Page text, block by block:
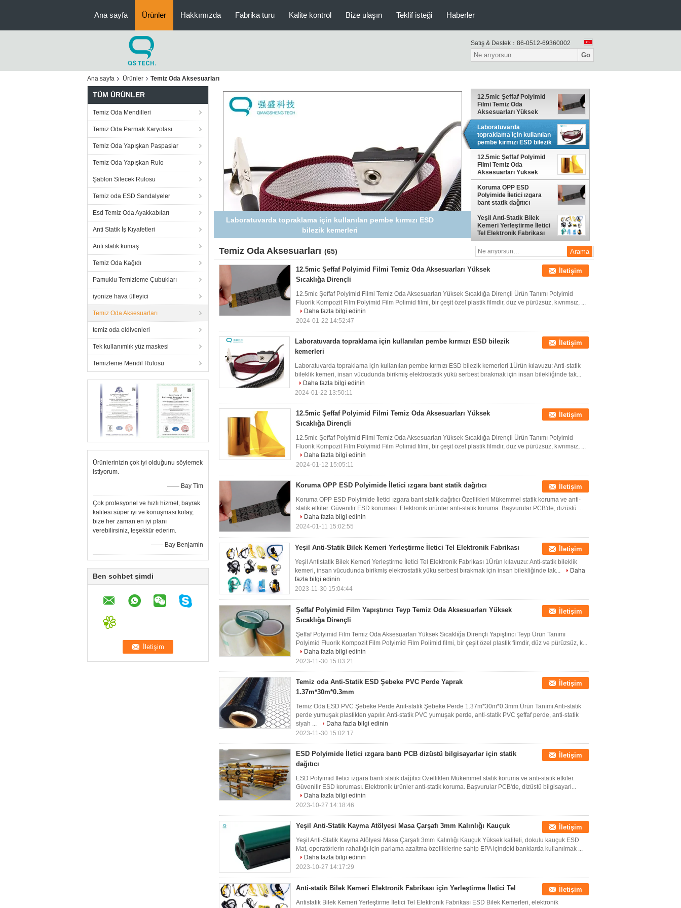
Ana sayfa Ürünler Hakkımızda Fabrika turu Kalite kontrol Bize ulaşın Teklif isteği Haberler
Satış & Destek： 86-0512-69360002
Go
Ana sayfa Ürünler Temiz Oda Aksesuarları
TÜM ÜRÜNLER
Temiz Oda Mendilleri
Temiz Oda Parmak Karyolası
Temiz Oda Yapışkan Paspaslar
Temiz Oda Yapışkan Rulo
Şablon Silecek Rulosu
Temiz oda ESD Sandalyeler
Esd Temiz Oda Ayakkabıları
Anti Statik İş Kıyafetleri
Anti statik kumaş
Temiz Oda Kağıdı
Pamuklu Temizleme Çubukları
iyonize hava üfleyici
Temiz Oda Aksesuarları
temiz oda eldivenleri
Tek kullanımlık yüz maskesi
Temizleme Mendil Rulosu
Ürünlerinizin çok iyi olduğunu söylemek
istiyorum.
—— Bay Tim
Çok profesyonel ve hızlı hizmet, bayrak
kalitesi süper iyi ve konuşması kolay,
bize her zaman en iyi planı
verebilirsiniz, teşekkür ederim.
—— Bay Benjamin
Ben sohbet şimdi
Laboratuvarda topraklama için kullanılan pembe kırmızı ESD
bilezik kemerleri
12.5mic Şeffaf Polyimid
Filmi Temiz Oda
Aksesuarları Yüksek
Sıcaklığa Dirençli
Laboratuvarda
topraklama için kullanılan
pembe kırmızı ESD bilezik
kemerleri
12.5mic Şeffaf Polyimid
Filmi Temiz Oda
Aksesuarları Yüksek
Sıcaklığa Dirençli
Koruma OPP ESD
Polyimide İletici ızgara
bant statik dağıtıcı
Yeşil Anti-Statik Bilek
Kemeri Yerleştirme İletici
Tel Elektronik Fabrikası
Temiz Oda Aksesuarları (65)
12.5mic Şeffaf Polyimid Filmi Temiz Oda Aksesuarları Yüksek
Sıcaklığa Dirençli
İletişim
12.5mic Şeffaf Polyimid Filmi Temiz Oda Aksesuarları Yüksek Sıcaklığa Dirençli Ürün Tanımı Polyimid
Fluorik Kompozit Film Polyimid Film Polimid filmi, bir çeşit özel plastik filmdir, düz ve pürüzsüz, kıvrımsız, ...
Daha fazla bilgi edinin
2024-01-22 14:52:47
Laboratuvarda topraklama için kullanılan pembe kırmızı ESD bilezik
kemerleri
İletişim
Laboratuvarda topraklama için kullanılan pembe kırmızı ESD bilezik kemerleri 1Ürün kılavuzu: Anti-statik
bileklik kemeri, insan vücudunda birikmiş elektrostatik yükü serbest bırakmak için insan bilekliğinde tak...
Daha fazla bilgi edinin
2024-01-22 13:50:11
12.5mic Şeffaf Polyimid Filmi Temiz Oda Aksesuarları Yüksek
Sıcaklığa Dirençli
İletişim
12.5mic Şeffaf Polyimid Filmi Temiz Oda Aksesuarları Yüksek Sıcaklığa Dirençli Ürün Tanımı Polyimid
Fluorik Kompozit Film Polyimid Film Polimid filmi, bir çeşit özel plastik filmdir, düz ve pürüzsüz, kıvrımsız, ...
Daha fazla bilgi edinin
2024-01-12 15:05:11
Koruma OPP ESD Polyimide İletici ızgara bant statik dağıtıcı İletişim
Koruma OPP ESD Polyimide İletici ızgara bant statik dağıtıcı Özellikleri Mükemmel statik koruma ve anti-
statik etkiler. Güvenilir ESD koruması. Elektronik ürünler anti-statik koruma. Başvurular PCB'de, dizüstü ...
Daha fazla bilgi edinin
2024-01-11 15:02:55
Yeşil Anti-Statik Bilek Kemeri Yerleştirme İletici Tel Elektronik Fabrikası İletişim
Yeşil Antistatik Bilek Kemeri Yerleştirme İletici Tel Elektronik Fabrikası 1Ürün kılavuzu: Anti-statik bileklik
kemeri, insan vücudunda birikmiş elektrostatik yükü serbest bırakmak için insan bilekliğinde tak...
Daha
fazla bilgi edinin
2023-11-30 15:04:44
Şeffaf Polyimid Film Yapıştırıcı Teyp Temiz Oda Aksesuarları Yüksek
Sıcaklığa Dirençli
İletişim
Şeffaf Polyimid Film Temiz Oda Aksesuarları Yüksek Sıcaklığa Dirençli Yapıştırıcı Teyp Ürün Tanımı
Polyimid Fluorik Kompozit Film Polyimid Film Polimid filmi, bir çeşit özel plastik filmdir, düz ve pürüzsüz, k...
Daha fazla bilgi edinin
2023-11-30 15:03:21
Temiz oda Anti-Statik ESD Şebeke PVC Perde Yaprak
1.37m*30m*0.3mm
İletişim
Temiz Oda ESD PVC Şebeke Perde Anit-statik Şebeke Perde 1.37m*30m*0.3mm Ürün Tanımı Anti-statik
perde yumuşak plastikten yapılır. Anti-statik PVC yumuşak perde, anti-statik PVC şeffaf perde, anti-statik
siyah ...
Daha fazla bilgi edinin
2023-11-30 15:02:17
ESD Polyimide İletici ızgara bantı PCB dizüstü bilgisayarlar için statik
dağıtıcı
İletişim
ESD Polyimid İletici ızgara bantı statik dağıtıcı Özellikleri Mükemmel statik koruma ve anti-statik etkiler.
Güvenilir ESD koruması. Elektronik ürünler anti-statik koruma. Başvurular PCB'de, dizüstü bilgisayarl...
Daha fazla bilgi edinin
2023-10-27 14:18:46
Yeşil Anti-Statik Kayma Atölyesi Masa Çarşafı 3mm Kalınlığı Kauçuk İletişim
Yeşil Anti-Statik Kayma Atölyesi Masa Çarşafı 3mm Kalınlığı Kauçuk Yüksek kaliteli, dokulu kauçuk ESD
Mat, operatörlerin rahatlığı için parlama azaltma özelliklerine sahip EPA içindeki banklarda kullanılmak ...
Daha fazla bilgi edinin
2023-10-27 14:17:29
Anti-statik Bilek Kemeri Elektronik Fabrikası için Yerleştirme İletici Tel İletişim
Antistatik Bilek Kemeri Yerleştirme İletici Tel Elektronik Fabrikası ESD Bilek Kemerleri, elektronik